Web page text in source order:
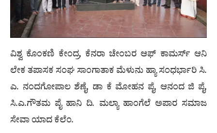
ವಿಶ್ವ ಕೊಂಕಣಿ ಕೇಂದ್ರ, ಕೆನರಾ ಚೇಂಬರ ಆಫ್ ಕಾಮರ್ಸ್ ಆನಿ
ಲೇಕ ತಪಾಸಕ ಸಂಘ ಸಾಂಗಾತಾಕ ಮೆಳುನು ಹ್ಯಾ ಸಂಧರ್ಭಾರಿ ಸಿ.
ಎ. ನಂದಗೋಪಾಲ ಶೆಣೈ, ಡಾ ಕೆ ಮೋಹನ ಪೈ, ಆನಂದ ಜಿ ಪೈ,
ಸಿ.ಎ.ಗೌತಮ ಪೈ ಹಾನಿ ದಿ. ಮಲ್ಯಾ ಹಾಂಗೆಲೆ ಅಪಾರ ಸಮಾಜ
ಸೇವಾ ಯಾದ ಕೆಲೆಂ.